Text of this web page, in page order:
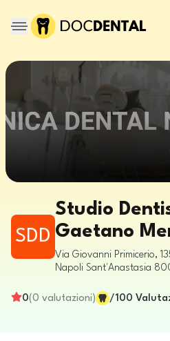
SDD
Studio
Gaetano
Via Giovanni Primicerio,
Napoli Sant'Anastasia
0(0 valutazioni) /100